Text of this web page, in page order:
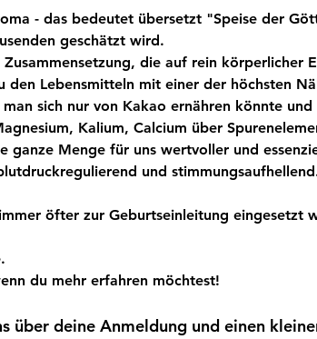
- das bedeutet übersetzt "Speise der
geschätzt wird.
die auf rein körperlicher
den Lebensmitteln mit einer der höchsten
sich nur von Kakao ernähren könnte
Kalium, Calcium über
ganze Menge für uns wertvoller und
und
öfter zur Geburtseinleitung eingesetzt
du mehr erfahren möchtest!
über deine Anmeldung und einen